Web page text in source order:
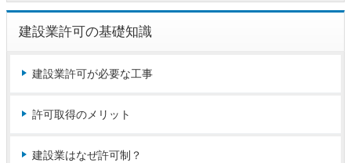
建設業許可の基礎知識
建設業許可が必要な工事
許可取得のメリット
建設業はなぜ許可制？